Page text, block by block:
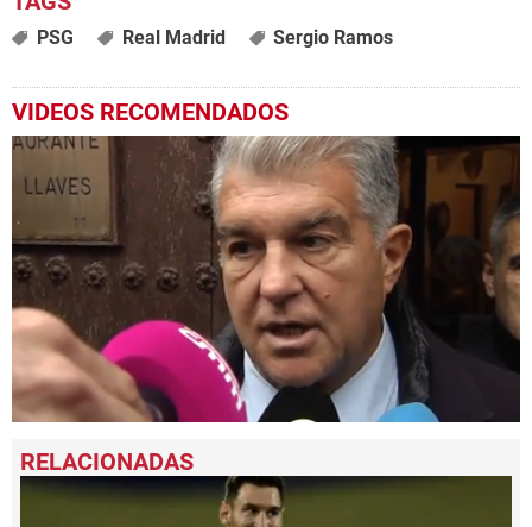
PSG Real Madrid Sergio Ramos
VIDEOS RECOMENDADOS
seconds
of
1